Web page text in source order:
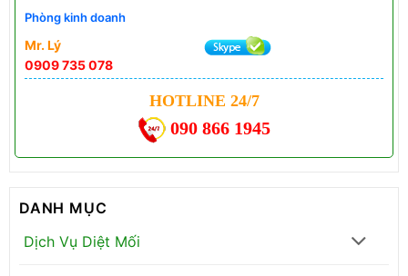
Phòng kinh doanh
Mr. Lý
0909 735 078
HOTLINE 24/7
090 866 1945
DANH MỤC
Dịch Vụ Diệt Mối